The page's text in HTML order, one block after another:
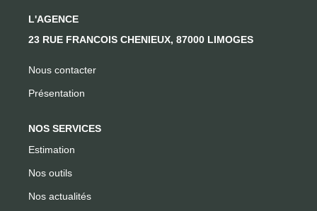
L'AGENCE
23 RUE FRANCOIS CHENIEUX, 87000 LIMOGES
Nous contacter
Présentation
NOS SERVICES
Estimation
Nos outils
Nos actualités